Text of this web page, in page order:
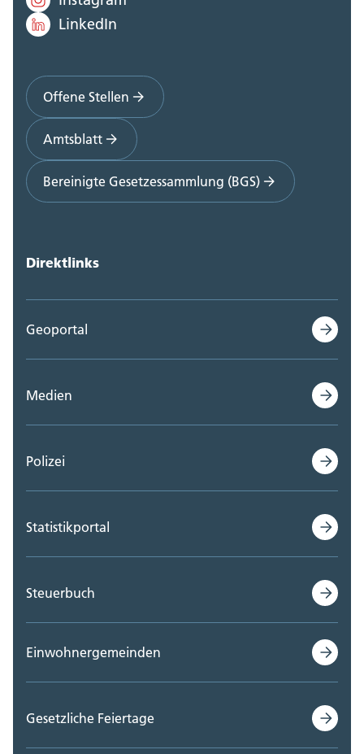
LinkedIn
Offene Stellen
Amtsblatt
Bereinigte Gesetzessammlung (BGS)
Direktlinks
Geoportal
Medien
Polizei
Statistikportal
Steuerbuch
Einwohnergemeinden
Gesetzliche Feiertage